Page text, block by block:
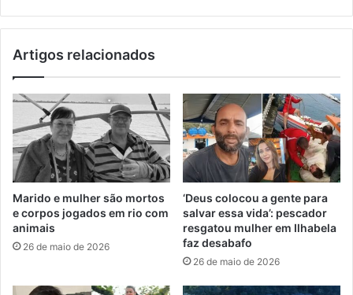
Artigos relacionados
Marido e mulher são mortos
e corpos jogados em rio com
animais
26 de maio de 2026
‘Deus colocou a gente para
salvar essa vida’: pescador
resgatou mulher em Ilhabela
faz desabafo
26 de maio de 2026